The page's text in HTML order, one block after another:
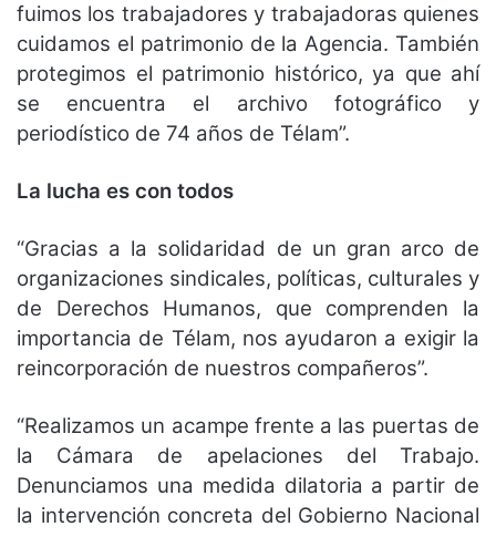
fuimos los trabajadores y trabajadoras quienes
cuidamos el patrimonio de la Agencia. También
protegimos el patrimonio histórico, ya que ahí
se encuentra el archivo fotográfico y
periodístico de 74 años de Télam”.
La lucha es con todos
“Gracias a la solidaridad de un gran arco de
organizaciones sindicales, políticas, culturales y
de Derechos Humanos, que comprenden la
importancia de Télam, nos ayudaron a exigir la
reincorporación de nuestros compañeros”.
“Realizamos un acampe frente a las puertas de
la Cámara de apelaciones del Trabajo.
Denunciamos una medida dilatoria a partir de
la intervención concreta del Gobierno Nacional